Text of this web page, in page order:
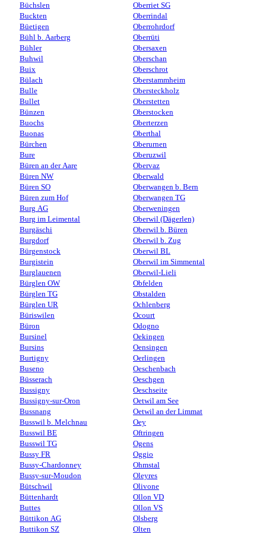
Büchslen
Buckten
Büetigen
Bühl b. Aarberg
Bühler
Buhwil
Buix
Bülach
Bulle
Bullet
Bünzen
Buochs
Buonas
Bürchen
Bure
Büren an der Aare
Büren NW
Büren SO
Büren zum Hof
Burg AG
Burg im Leimental
Burgäschi
Burgdorf
Bürgenstock
Burgistein
Burglauenen
Bürglen OW
Bürglen TG
Bürglen UR
Büriswilen
Büron
Bursinel
Bursins
Burtigny
Buseno
Büsserach
Bussigny
Bussigny-sur-Oron
Bussnang
Busswil b. Melchnau
Busswil BE
Busswil TG
Bussy FR
Bussy-Chardonney
Bussy-sur-Moudon
Bütschwil
Büttenhardt
Buttes
Büttikon AG
Buttikon SZ
Oberriet SG
Oberrindal
Oberrohrdorf
Oberrüti
Obersaxen
Oberschan
Oberschrot
Oberstammheim
Obersteckholz
Oberstetten
Oberstocken
Oberterzen
Oberthal
Oberurnen
Oberuzwil
Obervaz
Oberwald
Oberwangen b. Bern
Oberwangen TG
Oberweningen
Oberwil (Dägerlen)
Oberwil b. Büren
Oberwil b. Zug
Oberwil BL
Oberwil im Simmental
Oberwil-Lieli
Obfelden
Obstalden
Ochlenberg
Ocourt
Odogno
Oekingen
Oensingen
Oerlingen
Oeschenbach
Oeschgen
Oeschseite
Oetwil am See
Oetwil an der Limmat
Oey
Oftringen
Ogens
Oggio
Ohmstal
Oleyres
Olivone
Ollon VD
Ollon VS
Olsberg
Olten